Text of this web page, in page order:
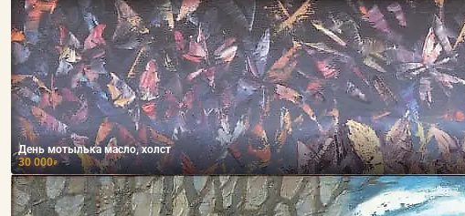
День мотылька масло, холст
30 000₽